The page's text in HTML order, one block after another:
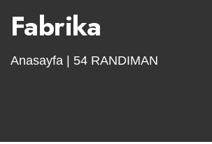
Fabrika
Anasayfa | 54 RANDIMAN